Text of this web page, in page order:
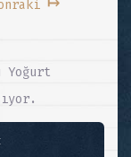
Yoğurt